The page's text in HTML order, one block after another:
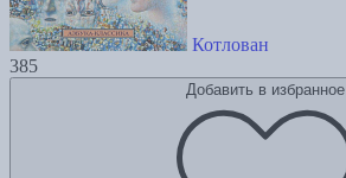
Котлован
385
Добавить в избранное